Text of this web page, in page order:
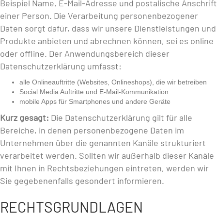
Beispiel Name, E-Mail-Adresse und postalische Anschrift
einer Person. Die Verarbeitung personenbezogener
Daten sorgt dafür, dass wir unsere Dienstleistungen und
Produkte anbieten und abrechnen können, sei es online
oder offline. Der Anwendungsbereich dieser
Datenschutzerklärung umfasst:
alle Onlineauftritte (Websites, Onlineshops), die wir betreiben
Social Media Auftritte und E-Mail-Kommunikation
mobile Apps für Smartphones und andere Geräte
Kurz gesagt: Die Datenschutzerklärung gilt für alle
Bereiche, in denen personenbezogene Daten im
Unternehmen über die genannten Kanäle strukturiert
verarbeitet werden. Sollten wir außerhalb dieser Kanäle
mit Ihnen in Rechtsbeziehungen eintreten, werden wir
Sie gegebenenfalls gesondert informieren.
RECHTSGRUNDLAGEN